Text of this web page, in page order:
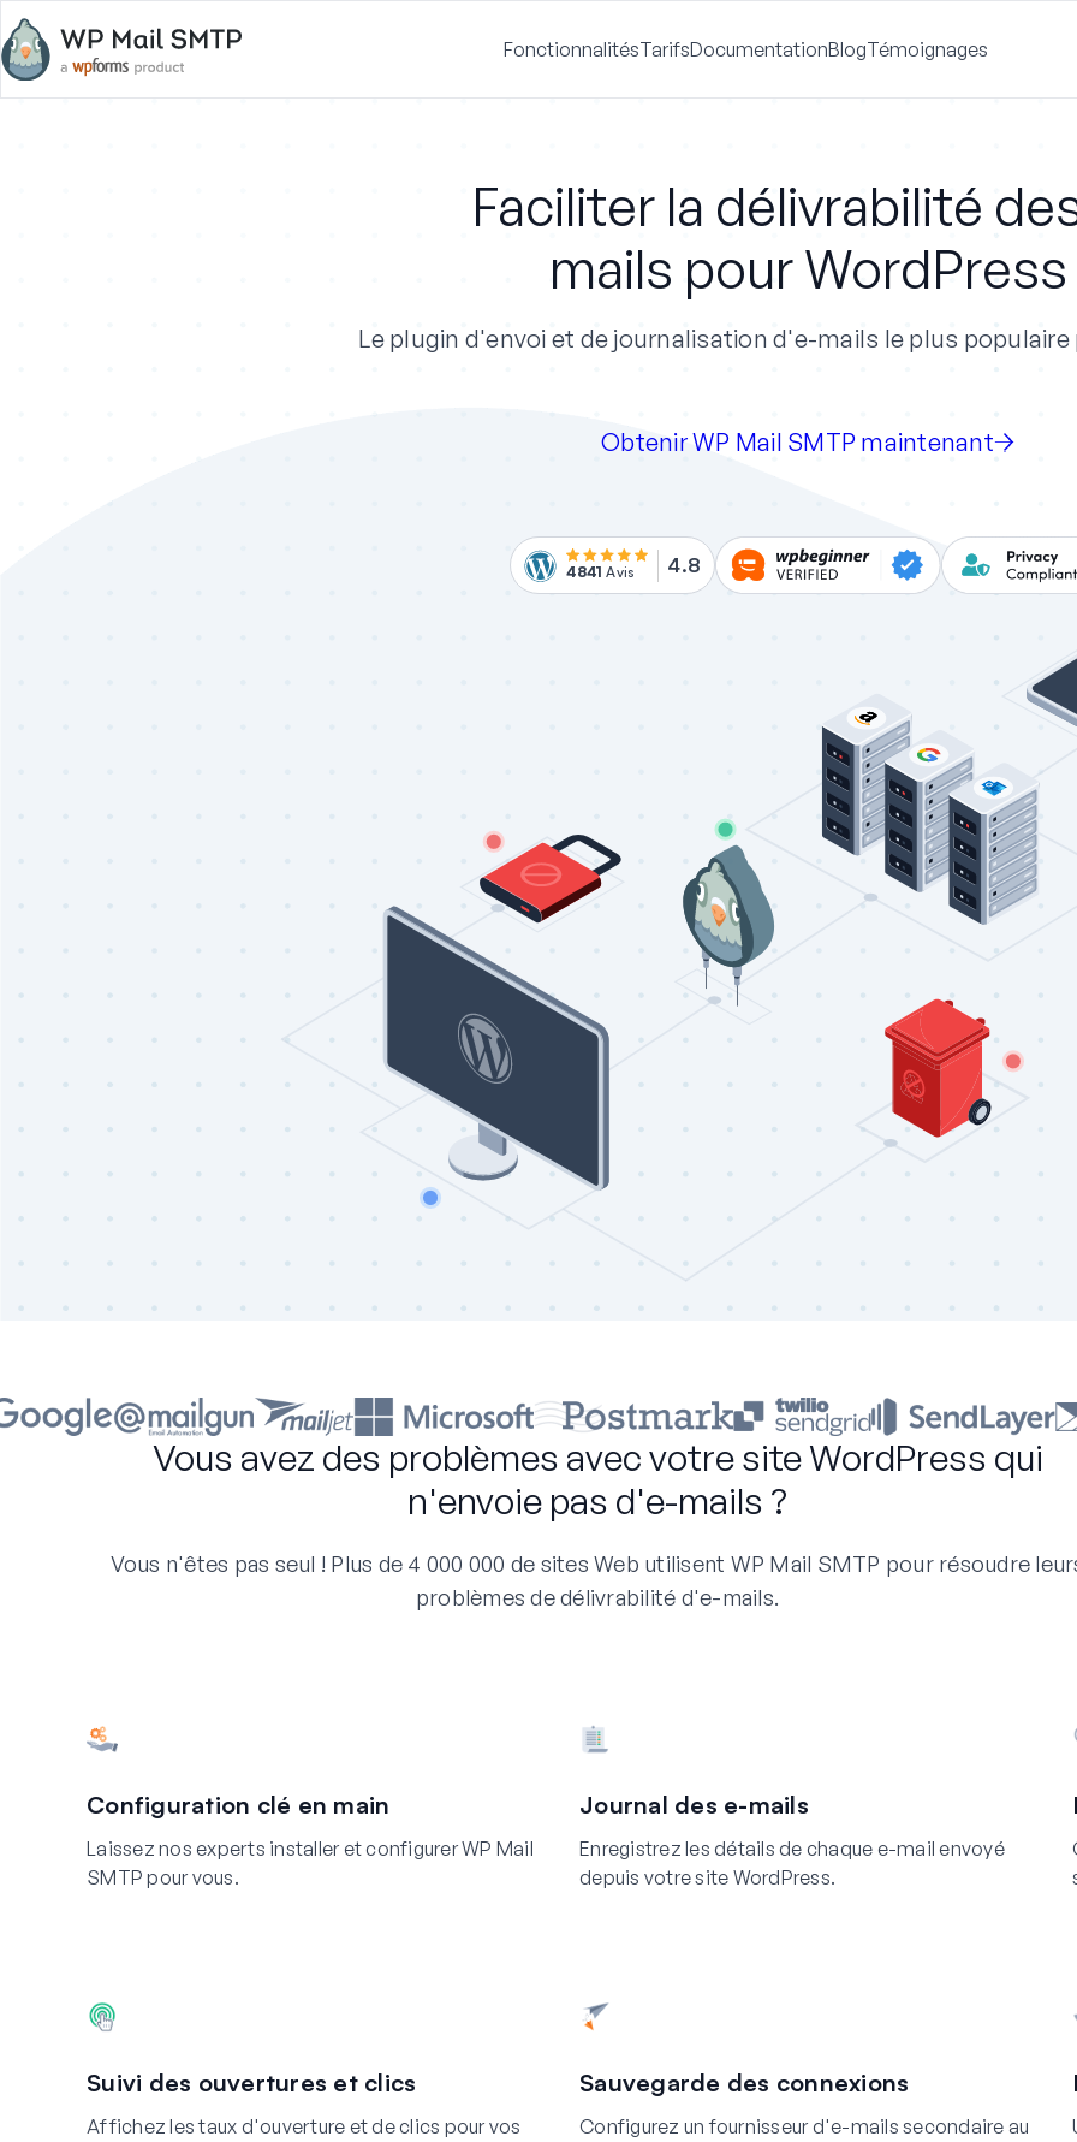
FonctionnalitésTarifsDocumentationBlogTémoignages
Faciliter la délivrabilité
mails pour WordPress
Le plugin d'envoi et de journalisation d'e-mails le plus populaire
Obtenir WP Mail SMTP maintenant
4841 Avis 4.8
Vous avez des problèmes avec votre site WordPress qui
n'envoie pas d'e-mails ?
Vous n'êtes pas seul ! Plus de 4 000 000 de sites Web utilisent WP Mail SMTP pour résoudre
problèmes de délivrabilité d'e-mails.
Configuration clé en main
Laissez nos experts installer et configurer WP Mail
SMTP pour vous.
Journal des e-mails
Enregistrez les détails de chaque e-mail envoyé
depuis votre site WordPress.
Suivi des ouvertures et clics
Affichez les taux d'ouverture et de clics pour vos
Sauvegarde des connexions
Configurez un fournisseur d'e-mails secondaire au